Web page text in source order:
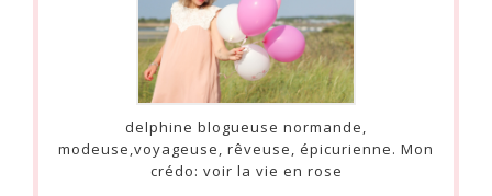
delphine blogueuse normande,
modeuse,voyageuse, rêveuse, épicurienne. Mon
crédo: voir la vie en rose